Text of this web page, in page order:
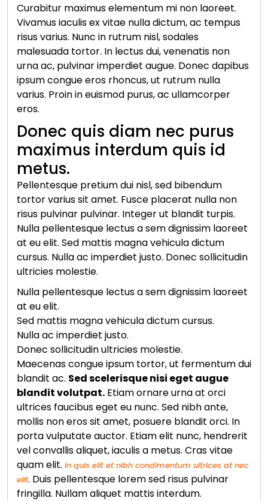
Curabitur maximus elementum mi non laoreet.
Vivamus iaculis ex vitae nulla dictum, ac tempus
risus varius. Nunc in rutrum nisl, sodales
malesuada tortor. In lectus dui, venenatis non
urna ac, pulvinar imperdiet augue. Donec dapibus
ipsum congue eros rhoncus, ut rutrum nulla
varius. Proin in euismod purus, ac ullamcorper
eros.
Donec quis diam nec purus
maximus interdum quis id
metus.
Pellentesque pretium dui nisl, sed bibendum
tortor varius sit amet. Fusce placerat nulla non
risus pulvinar pulvinar. Integer ut blandit turpis.
Nulla pellentesque lectus a sem dignissim laoreet
at eu elit. Sed mattis magna vehicula dictum
cursus. Nulla ac imperdiet justo. Donec sollicitudin
ultricies molestie.
Nulla pellentesque lectus a sem dignissim laoreet
at eu elit.
Sed mattis magna vehicula dictum cursus.
Nulla ac imperdiet justo.
Donec sollicitudin ultricies molestie.
Maecenas congue ipsum tortor, ut fermentum dui
blandit ac. Sed scelerisque nisi eget augue
blandit volutpat. Etiam ornare urna at orci
ultrices faucibus eget eu nunc. Sed nibh ante,
mollis non eros sit amet, posuere blandit orci. In
porta vulputate auctor. Etiam elit nunc, hendrerit
vel convallis aliquet, iaculis a metus. Cras vitae
quam elit. In quis elit et nibh condimentum ultrices at nec
elit. Duis pellentesque lorem sed risus pulvinar
fringilla. Nullam aliquet mattis interdum.